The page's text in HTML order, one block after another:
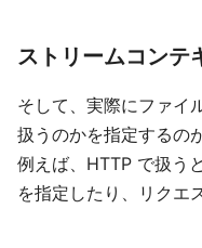
ストリームコンテ
そして、実際にファイ
扱うのかを指定するの
例えば、HTTP で扱う
を指定したり、リクエ